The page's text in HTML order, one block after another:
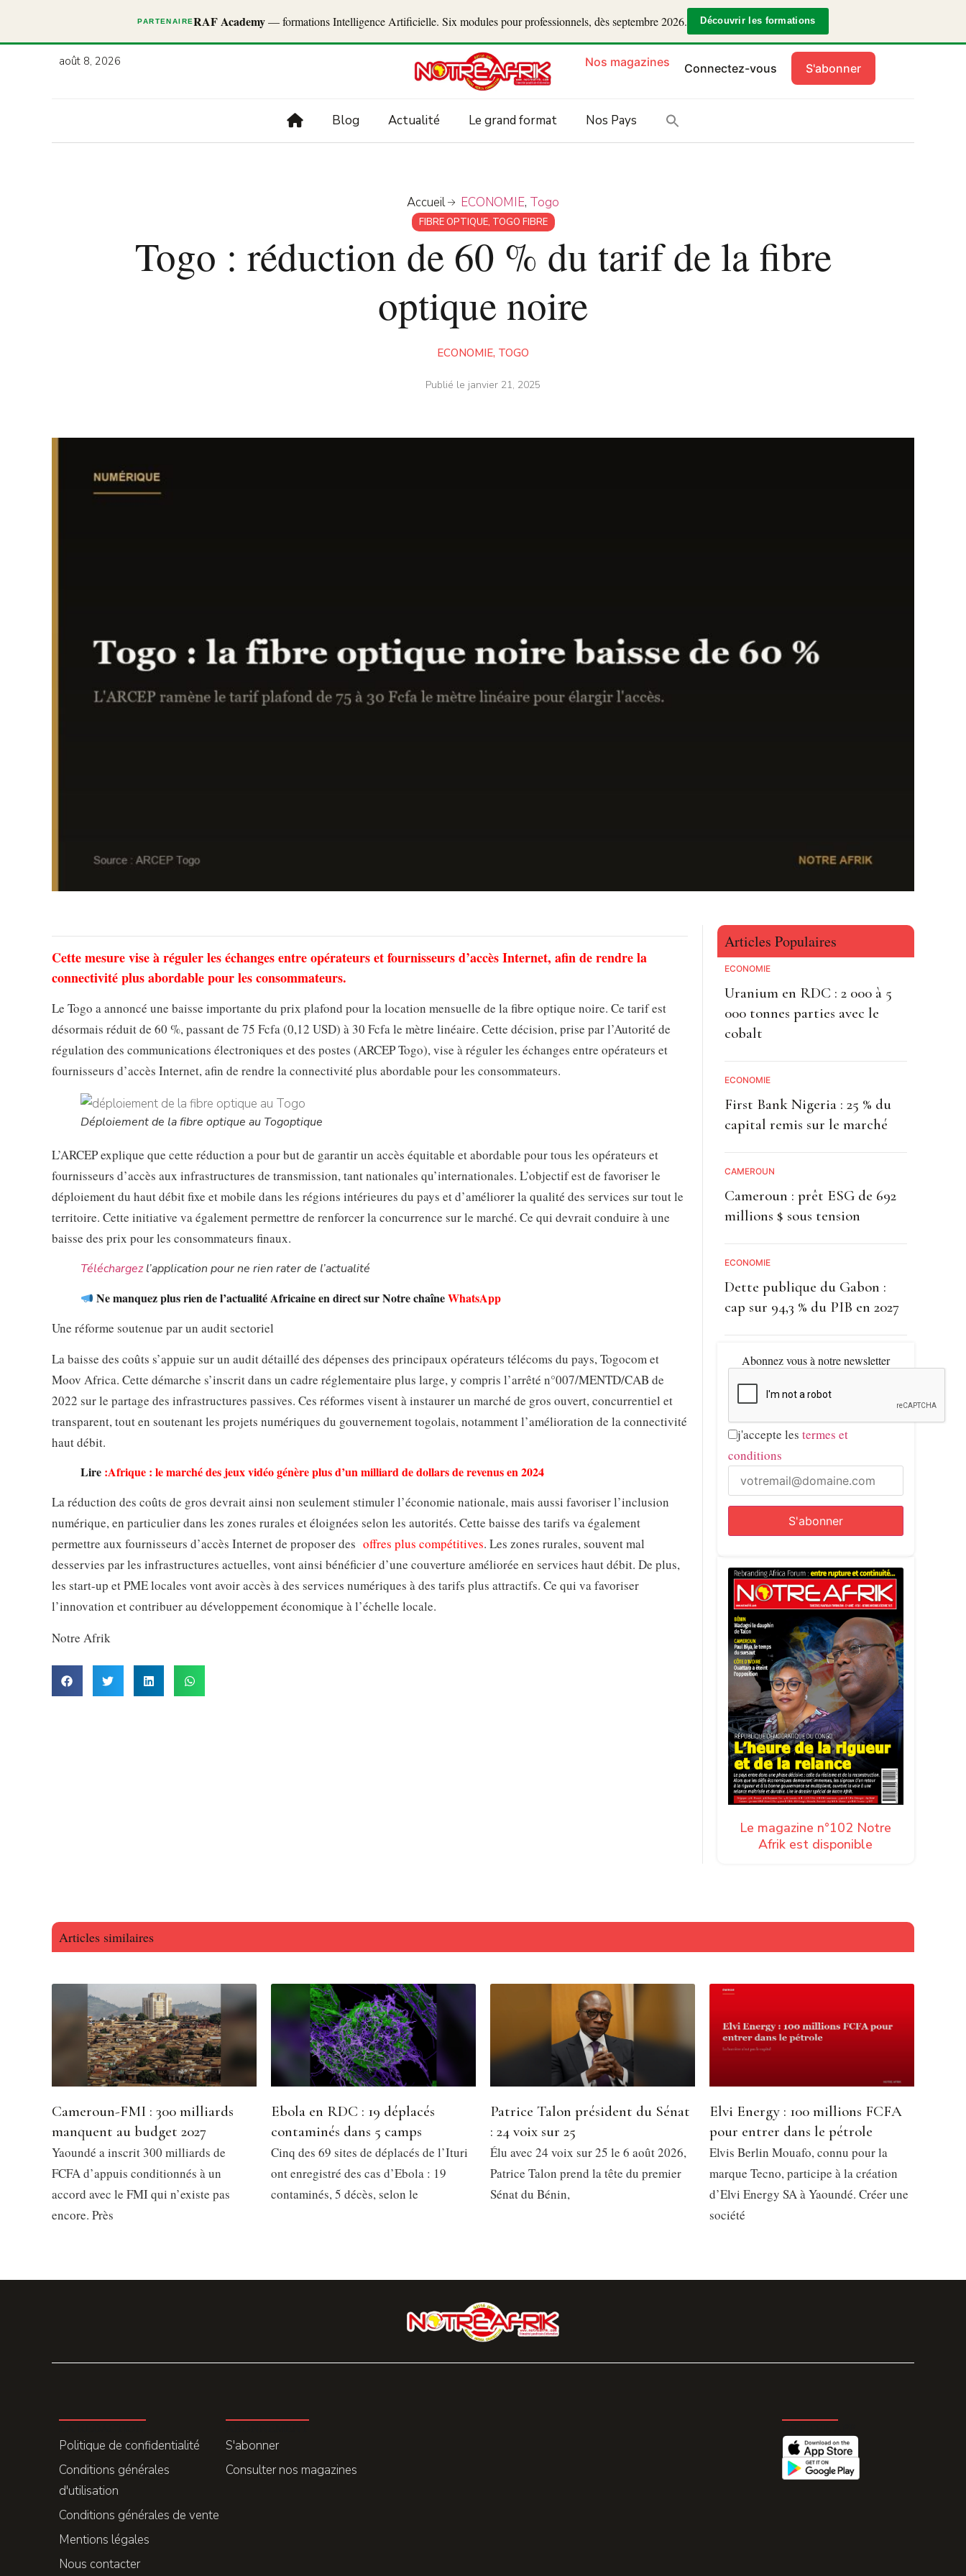
PARTENAIRERAF Academy— formations Intelligence Artificielle. Six modules pour professionnels, dès septembre 2026. Découvrir les formations
août 8, 2026 Nos magazines Connectez-vous S'abonner
Blog Actualité Le grand format Nos Pays
Accueil ECONOMIE, Togo
FIBRE OPTIQUE, TOGO FIBRE
Togo : réduction de 60 % du tarif de la fibre
optique noire
ECONOMIE, TOGO
Publié le janvier 21, 2025
Cette mesure vise à réguler les échanges entre opérateurs et fournisseurs d’accès Internet, afin de rendre la
connectivité plus abordable pour les consommateurs.
Le Togo a annoncé une baisse importante du prix plafond pour la location mensuelle de la fibre optique noire. Ce tarif est
désormais réduit de 60 %, passant de 75 Fcfa (0,12 USD) à 30 Fcfa le mètre linéaire. Cette décision, prise par l’Autorité de
régulation des communications électroniques et des postes (ARCEP Togo), vise à réguler les échanges entre opérateurs et
fournisseurs d’accès Internet, afin de rendre la connectivité plus abordable pour les consommateurs.
Déploiement de la fibre optique au Togoptique
L’ARCEP explique que cette réduction a pour but de garantir un accès équitable et abordable pour tous les opérateurs et
fournisseurs d’accès aux infrastructures de transmission, tant nationales qu’internationales. L’objectif est de favoriser le
déploiement du haut débit fixe et mobile dans les régions intérieures du pays et d’améliorer la qualité des services sur tout le
territoire. Cette initiative va également permettre de renforcer la concurrence sur le marché. Ce qui devrait conduire à une
baisse des prix pour les consommateurs finaux.
Téléchargezl’application pour ne rien rater de l’actualité
Ne manquez plus rien de l’actualité Africaine en direct sur Notre chaîneWhatsApp
Une réforme soutenue par un audit sectoriel
La baisse des coûts s’appuie sur un audit détaillé des dépenses des principaux opérateurs télécoms du pays, Togocom et
Moov Africa. Cette démarche s’inscrit dans un cadre réglementaire plus large, y compris l’arrêté n°007/MENTD/CAB de
2022 sur le partage des infrastructures passives. Ces réformes visent à instaurer un marché de gros ouvert, concurrentiel et
transparent, tout en soutenant les projets numériques du gouvernement togolais, notamment l’amélioration de la connectivité
haut débit.
Lire :Afrique : le marché des jeux vidéo génère plus d’un milliard de dollars de revenus en 2024
La réduction des coûts de gros devrait ainsi non seulement stimuler l’économie nationale, mais aussi favoriser l’inclusion
numérique, en particulier dans les zones rurales et éloignées selon les autorités. Cette baisse des tarifs va également
permettre aux fournisseurs d’accès Internet de proposer des offres plus compétitives. Les zones rurales, souvent mal
desservies par les infrastructures actuelles, vont ainsi bénéficier d’une couverture améliorée en services haut débit. De plus,
les start-up et PME locales vont avoir accès à des services numériques à des tarifs plus attractifs. Ce qui va favoriser
l’innovation et contribuer au développement économique à l’échelle locale.
Notre Afrik
Articles Populaires
ECONOMIE
Uranium en RDC : 2 000 à 5
000 tonnes parties avec le
cobalt
ECONOMIE
First Bank Nigeria : 25 % du
capital remis sur le marché
CAMEROUN
Cameroun : prêt ESG de 692
millions $ sous tension
ECONOMIE
Dette publique du Gabon :
cap sur 94,3 % du PIB en 2027
Abonnez vous à notre newsletter
j'accepte les termes et
conditions
Le magazine n°102 Notre
Afrik est disponible
Articles similaires
Cameroun-FMI : 300 milliards
manquent au budget 2027
Yaoundé a inscrit 300 milliards de
FCFA d’appuis conditionnés à un
accord avec le FMI qui n’existe pas
encore. Près
Ebola en RDC : 19 déplacés
contaminés dans 5 camps
Cinq des 69 sites de déplacés de l’Ituri
ont enregistré des cas d’Ebola : 19
contaminés, 5 décès, selon le
Patrice Talon président du Sénat
: 24 voix sur 25
Élu avec 24 voix sur 25 le 6 août 2026,
Patrice Talon prend la tête du premier
Sénat du Bénin,
Elvi Energy : 100 millions FCFA
pour entrer dans le pétrole
Elvis Berlin Mouafo, connu pour la
marque Tecno, participe à la création
d’Elvi Energy SA à Yaoundé. Créer une
société
Politique de confidentialité
Conditions générales
d'utilisation
Conditions générales de vente
Mentions légales
Nous contacter
S'abonner
Consulter nos magazines